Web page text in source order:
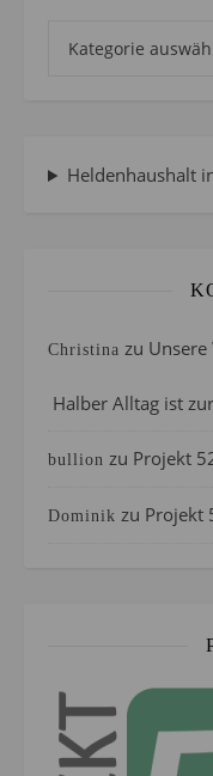
Heldenhaushalt
Christina zu
Halber Alltag ist
bullion zu Projekt
Dominik zu Projekt